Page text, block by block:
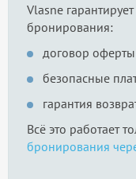
Vlasne
бронирования:
договор оферты
безопасные
гарантия
Всё это работает
бронирования